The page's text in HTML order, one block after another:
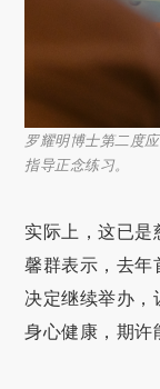
罗耀明博士第二度
指导正念练习。
实际上，这已
馨群表示，去年
决定继续举办，
身心健康，期许